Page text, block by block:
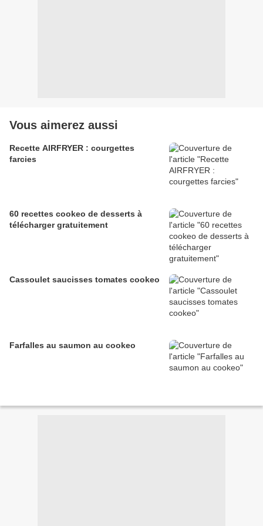
Vous aimerez aussi
Recette AIRFRYER : courgettes
farcies
60 recettes cookeo de desserts à
télécharger gratuitement
Cassoulet saucisses tomates cookeo
Farfalles au saumon au cookeo